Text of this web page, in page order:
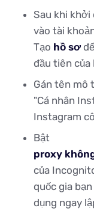
Sau khi khởi
vào tài
Tạo hồ sơ
đầu tiên của
Gán tên mô
"Cá nhân
Instagram
Bật
proxy
của
quốc gia
dụng ngay